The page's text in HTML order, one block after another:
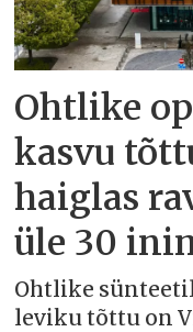
Ohtlike
kasvu
haiglas
üle 30
Ohtlike
leviku tõttu on